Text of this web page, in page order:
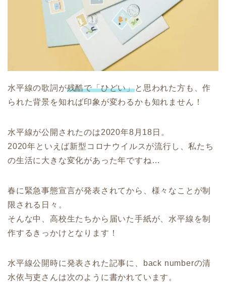
水平線の歌詞が残酷で「ひどい」と思われた方も、作
られた背景を知れば印象が変わるかも知れません！
水平線が公開されたのは2020年8月18日。
2020年といえば新型コロナウイルスが流行し、私たち
の生活に大きな変化があった年ですね…
春に緊急事態宣言が発表されてから、様々なことが制
限される日々。
そんな中、高校生たちから届いた手紙が、水平線を制
作するきっかけとなります！
水平線公開時に発表された記事に、back numberの清
水依与吏さんは次のように書かれています。